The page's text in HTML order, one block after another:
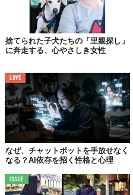
ない』と僕は、そう聞かされ
それでも、僕は子犬を引き
るか分からない彼女との時
れの日まで記録していくこと
捨てられた子犬たちの「里親探し」
に奔走する、心やさしき女性
LOVE
なぜ、チャットボットを手放せなく
なる？AI依存を招く性格と心理
ISSUE